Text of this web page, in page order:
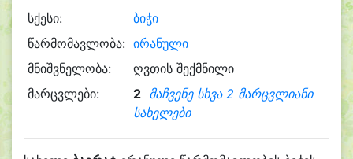
სქესი:
ბიჭი
წარმომავლობა: ირანული
მნიშვნელობა:
ღვთის შექმნილი
მარცვლები:
2 მაჩვენე სხვა 2 მარცვლიანი
სახელები